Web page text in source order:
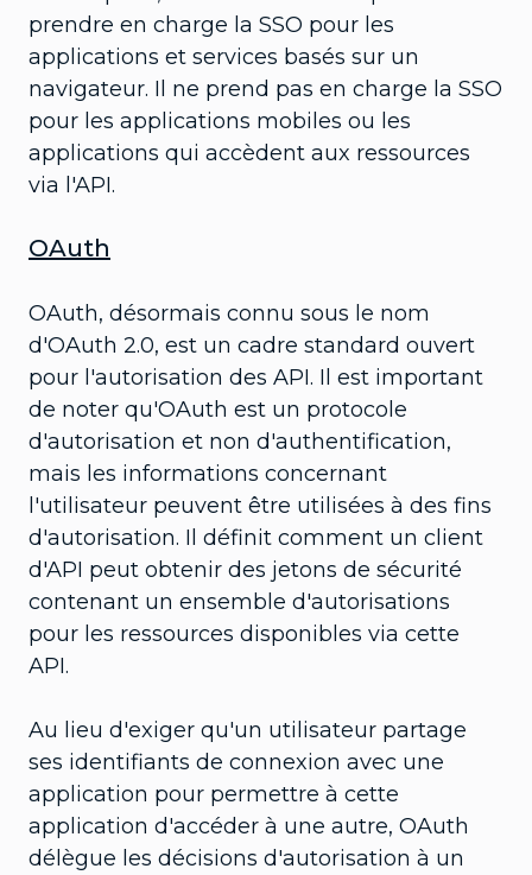
prendre en charge la SSO pour les
applications et services basés sur un
navigateur. Il ne prend pas en charge la SSO
pour les applications mobiles ou les
applications qui accèdent aux ressources
via l'API.
OAuth
OAuth, désormais connu sous le nom
d'OAuth 2.0, est un cadre standard ouvert
pour l'autorisation des API. Il est important
de noter qu'OAuth est un protocole
d'autorisation et non d'authentification,
mais les informations concernant
l'utilisateur peuvent être utilisées à des fins
d'autorisation. Il définit comment un client
d'API peut obtenir des jetons de sécurité
contenant un ensemble d'autorisations
pour les ressources disponibles via cette
API.
Au lieu d'exiger qu'un utilisateur partage
ses identifiants de connexion avec une
application pour permettre à cette
application d'accéder à une autre, OAuth
délègue les décisions d'autorisation à un